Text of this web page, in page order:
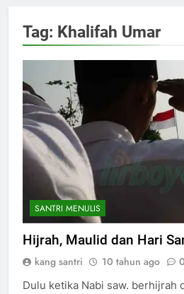
Tag: Khalifah Umar
SANTRI MENULIS
Hijrah, Maulid dan Hari
kang santri 10 tahun ago 0
Dulu ketika Nabi saw. berhijrah